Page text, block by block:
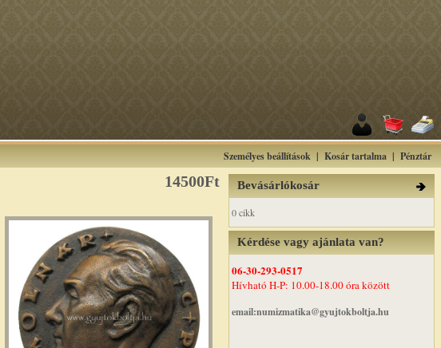
Személyes beállítások | Kosár tartalma | Pénztár
14500Ft Bevásárlókosár
0 cikk
Kérdése vagy ajánlata van?
06-30-293-0517
Hívható H-P: 10.00-18.00 óra között
email:numizmatika@gyujtokboltja.hu